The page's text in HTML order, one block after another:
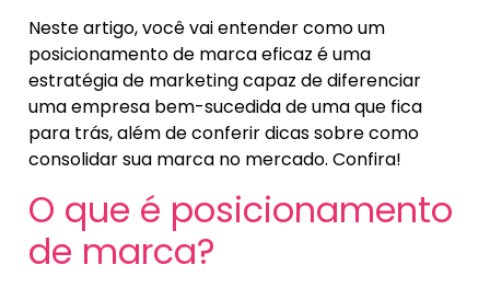
Neste artigo, você vai entender como um
posicionamento de marca eficaz é uma
estratégia de marketing capaz de diferenciar
uma empresa bem-sucedida de uma que fica
para trás, além de conferir dicas sobre como
consolidar sua marca no mercado. Confira!
O que é posicionamento
de marca?